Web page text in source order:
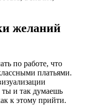
желаний
по работе, что
платьями.
ты и так думаешь
к этому прийти.